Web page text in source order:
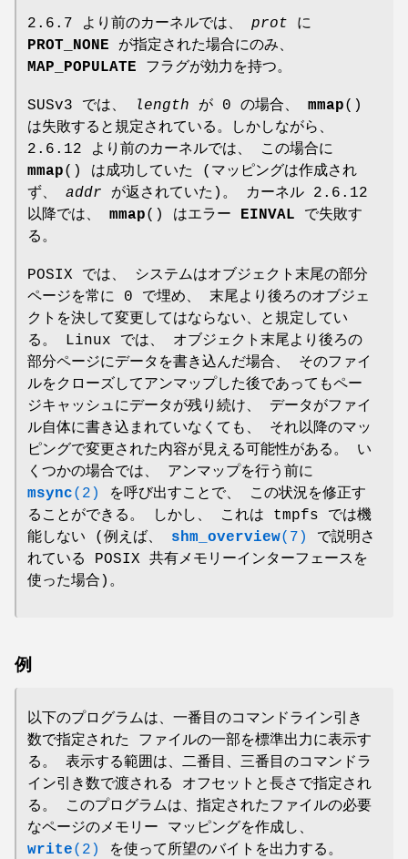
2.6.7 より前のカーネルでは、 prot に
PROT_NONE が指定された場合にのみ、
MAP_POPULATE フラグが効力を持つ。
SUSv3 では、 length が 0 の場合、 mmap()
は失敗すると規定されている。しかしながら、
2.6.12 より前のカーネルでは、 この場合に
mmap() は成功していた (マッピングは作成され
ず、 addr が返されていた)。 カーネル 2.6.12
以降では、 mmap() はエラー EINVAL で失敗す
る。
POSIX では、 システムはオブジェクト末尾の部分
ページを常に 0 で埋め、 末尾より後ろのオブジェ
クトを決して変更してはならない、と規定してい
る。 Linux では、 オブジェクト末尾より後ろの
部分ページにデータを書き込んだ場合、 そのファイ
ルをクローズしてアンマップした後であってもペー
ジキャッシュにデータが残り続け、 データがファイ
ル自体に書き込まれていなくても、 それ以降のマッ
ピングで変更された内容が見える可能性がある。 い
くつかの場合では、 アンマップを行う前に
msync(2)
を呼び出すことで、 この状況を修正す
ることができる。 しかし、 これは tmpfs では機
能しない (例えば、 shm_overview(7)
で説明さ
れている POSIX 共有メモリーインターフェースを
使った場合)。
例
以下のプログラムは、一番目のコマンドライン引き
数で指定された ファイルの一部を標準出力に表示す
る。 表示する範囲は、二番目、三番目のコマンドラ
イン引き数で渡される オフセットと長さで指定され
る。 このプログラムは、指定されたファイルの必要
なページのメモリー マッピングを作成し、
write(2) を使って所望のバイトを出力する。